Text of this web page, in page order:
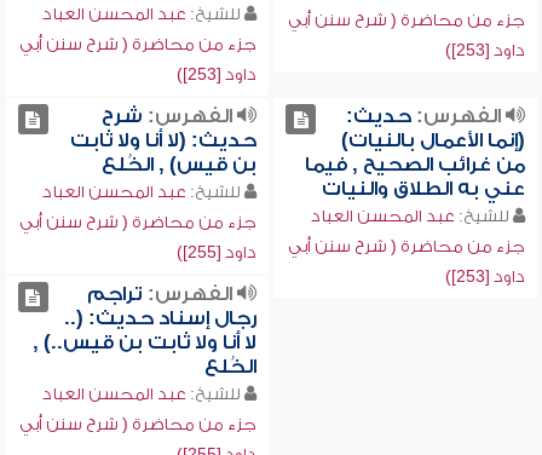
جزء من محاضرة ( شرح سنن أبي
داود [253])
للشيخ: عبد المحسن العباد
جزء من محاضرة ( شرح سنن أبي
داود [253])
الفهرس:حديث:
(إنما الأعمال بالنيات)
من غرائب الصحيح , فيما
عني به الطلاق والنيات
للشيخ: عبد المحسن العباد
جزء من محاضرة ( شرح سنن أبي
داود [253])
الفهرس: شرح
حديث: (لا أنا ولا ثابت
بن قيس) , الخُلع
للشيخ: عبد المحسن العباد
جزء من محاضرة ( شرح سنن أبي
داود [255])
الفهرس: تراجم
رجال إسناد حديث: (..
لا أنا ولا ثابت بن قيس..) ,
الخُلع
للشيخ: عبد المحسن العباد
جزء من محاضرة ( شرح سنن أبي